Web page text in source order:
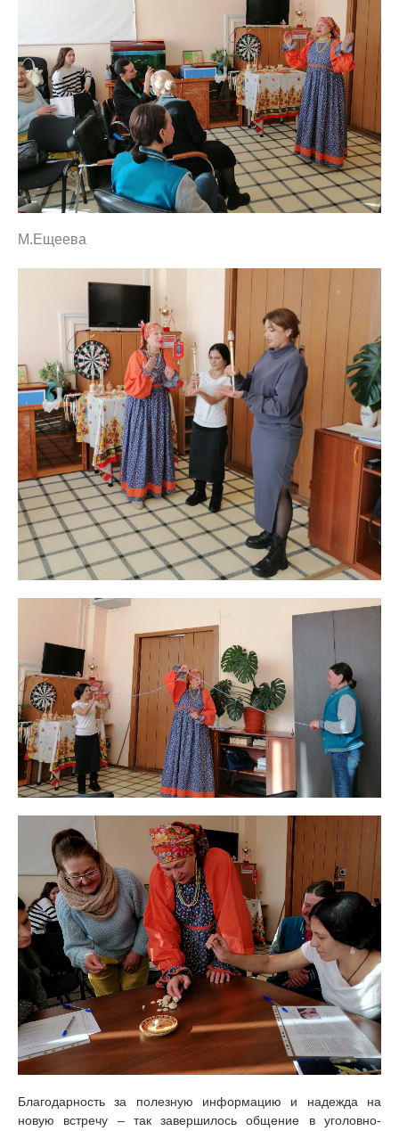
М.Ещеева
Благодарность за полезную информацию и надежда на
новую встречу – так завершилось общение в уголовно-